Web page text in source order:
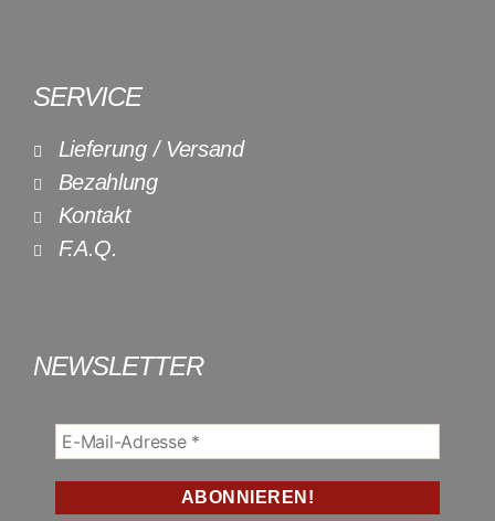
SERVICE
Lieferung / Versand
Bezahlung
Kontakt
F.A.Q.
NEWSLETTER